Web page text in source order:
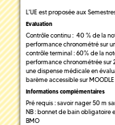
L'UE est proposée aux
Evaluation
Contrôle continu : 40 % de la
performance chronométré sur
contrôle terminal : 60% de la
performance chronométrée
une dispense médicale en
barème accessible sur MOODLE
Informations complémentaires
Pré requis : savoir nager 50 m
NB : bonnet de bain obligatoire
BMO